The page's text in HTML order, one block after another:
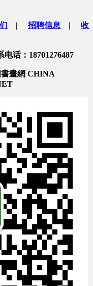
| 招聘信息 | 收
话：18701276487
書畫網 CHINA